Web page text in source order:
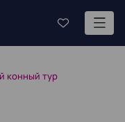
конный тур